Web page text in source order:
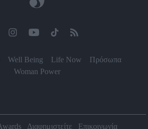
Well Being Life Now
Πρόσωπα
Woman Power
Διαφημιστείτε Επικοινωνία